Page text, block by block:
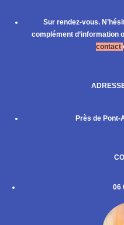
Sur rendez-vous.
complément d’information
contact
Près de Pont-
06